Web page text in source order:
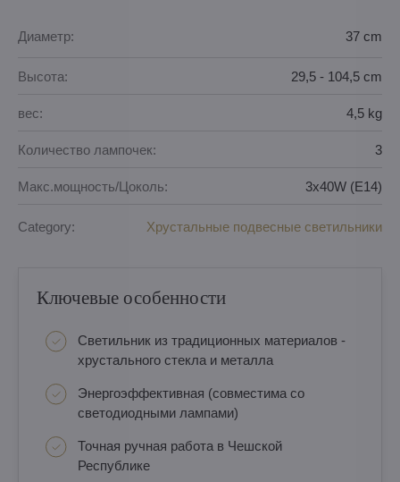
Диаметр: 37 cm
Высота: 29,5 - 104,5 cm
вес: 4,5 kg
Количество лампочек: 3
Макс.мощность/Цоколь: 3x40W (E14)
Category: Хрустальные подвесные светильники
Ключевые особенности
Светильник из традиционных материалов -
хрустального стекла и металла
Энергоэффективная (совместима со
светодиодными лампами)
Точная ручная работа в Чешской
Республике